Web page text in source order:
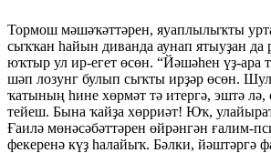
Тормош мәшәҡәттәрен, яуаплылыҡты
сыҡҡан һайын диванда аунап ятыуҙан да
юҡтыр ул ир-егет өсөн. “Йәшәһен үҙ-ара
шәп лозунг булып сыҡты ирҙәр өсөн.
ҡатының һине хөрмәт тә итергә, эштә лә,
тейеш. Бына ҡайҙа хөрриәт! Юҡ,
Ғаилә мөнәсәбәттәрен өйрәнгән ғалим-
фекеренә күҙ һалайыҡ. Бәлки, йәштәргә